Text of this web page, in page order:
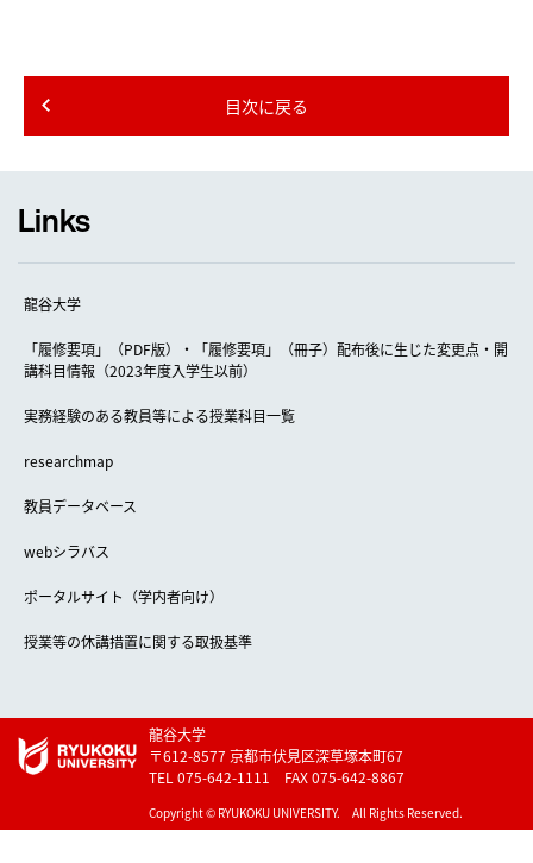
目次に戻る
Links
龍谷大学
「履修要項」（PDF版）・「履修要項」（冊子）配布後に生じた変更点・開
講科目情報（2023年度入学生以前）
実務経験のある教員等による授業科目一覧
researchmap
教員データベース
webシラバス
ポータルサイト（学内者向け）
授業等の休講措置に関する取扱基準
Copyright © RYUKOKU UNIVERSITY. All Rights Reserved.
龍谷大学
〒612-8577 京都市伏見区深草塚本町67
TEL 075-642-1111 FAX 075-642-8867